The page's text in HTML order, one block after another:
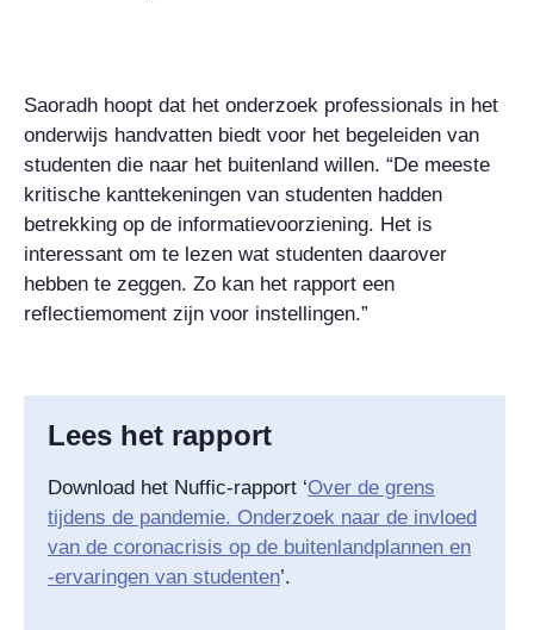
Saoradh hoopt dat het onderzoek professionals in het
onderwijs handvatten biedt voor het begeleiden van
studenten die naar het buitenland willen. “De meeste
kritische kanttekeningen van studenten hadden
betrekking op de informatievoorziening. Het is
interessant om te lezen wat studenten daarover
hebben te zeggen. Zo kan het rapport een
reflectiemoment zijn voor instellingen.”
Lees het rapport
Download het Nuffic-rapport ‘Over de grens
tijdens de pandemie. Onderzoek naar de invloed
van de coronacrisis op de buitenlandplannen en
-ervaringen van studenten’.